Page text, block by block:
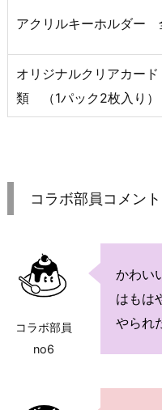
アクリルキーホルダー
オリジナルクリアカー
類 （1パック2枚入り）
コラボ部員コメント
コラボ部員
no6
かわい
はもは
やられ